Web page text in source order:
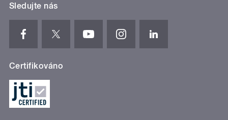
Sledujte nás
Certifikováno